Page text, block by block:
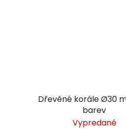
Dřevěné korále Ø30
barev
Vypredané